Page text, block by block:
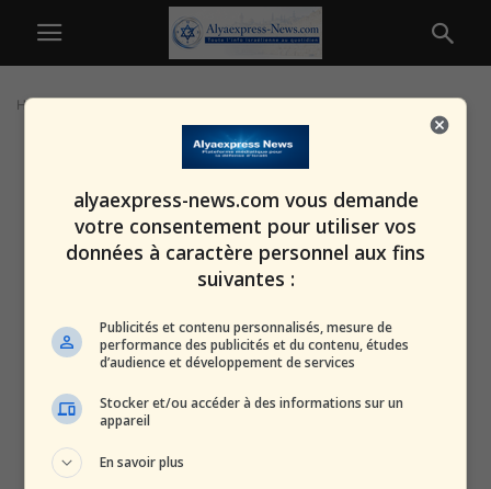
Home
alyaexpress-news.com vous demande
votre consentement pour utiliser vos
données à caractère personnel aux fins
suivantes :
Publicités et contenu personnalisés, mesure de
performance des publicités et du contenu, études
d’audience et développement de services
Stocker et/ou accéder à des informations sur un
appareil
En savoir plus